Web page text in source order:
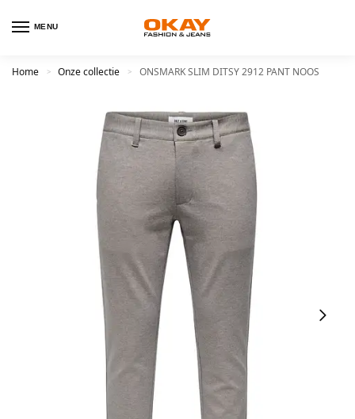
MENU
Home > Onze collectie > ONSMARK SLIM DITSY 2912 PANT NOOS